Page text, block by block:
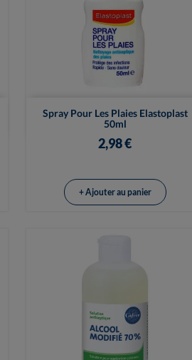
Spray Pour Les Plaies Elastoplast
50ml
2,98 €
Vue rapide
+ Ajouter au panier